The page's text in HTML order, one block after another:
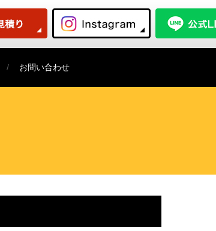
お問い合わせ